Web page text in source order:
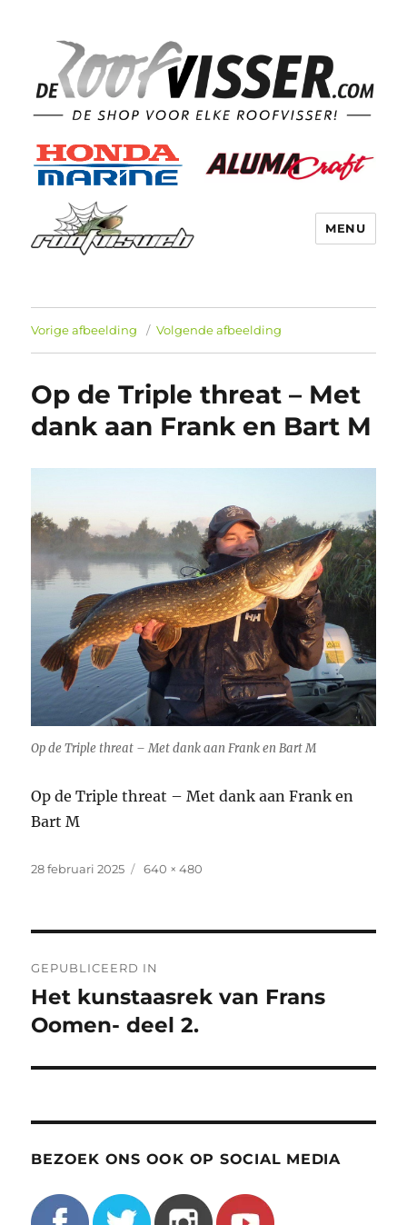
MENU
Vorige afbeelding Volgende afbeelding
Op de Triple threat – Met
dank aan Frank en Bart M
Op de Triple threat – Met dank aan Frank en Bart M
Op de Triple threat – Met dank aan Frank en
Bart M
Geplaatst
28 februari 2025
Volledige
640 × 480
navigatie
GEPUBLICEERD IN
Het kunstaasrek van Frans
Oomen- deel 2.
BEZOEK ONS OOK OP SOCIAL MEDIA